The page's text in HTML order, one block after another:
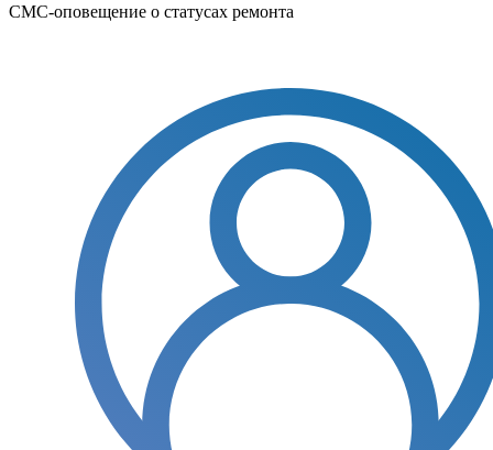
СМС-оповещение о статусах ремонта